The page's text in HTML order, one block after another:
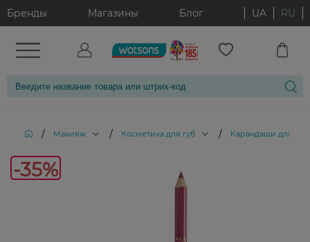
Бренды Магазины Блог UA RU
/ Макияж / Косметика для губ / Карандаши для губ
-35%